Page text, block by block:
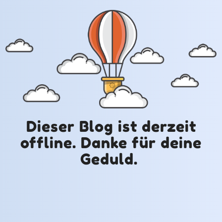
Dieser Blog ist derzeit
offline. Danke für deine
Geduld.